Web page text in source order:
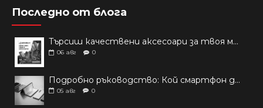
Последно от блога
Търсиш качествени аксесоари за твоя модел? Как правилно да защитим новия си смартфон: Ръководство за аксесоари през 2026 г.
06 авг 0
Подробно ръководство: Кой смартфон да купиш през 2026 г.?
05 авг 0